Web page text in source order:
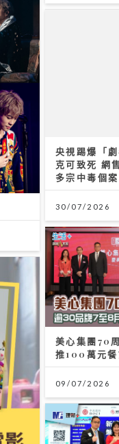
換足5套戰衣翻唱偶
萬名外傭假日看《反